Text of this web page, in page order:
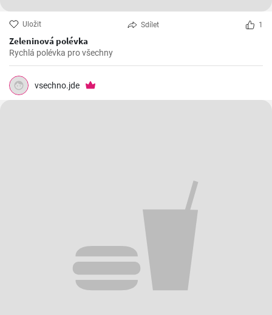
Uložit Sdílet 1
Zeleninová polévka
Rychlá polévka pro všechny
vsechno.jde